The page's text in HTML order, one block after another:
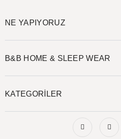
NE YAPIYORUZ
B&B HOME & SLEEP WEAR
KATEGORİLER